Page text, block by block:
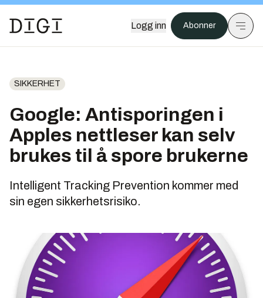
Logg inn Abonner
SIKKERHET
Google: Antisporingen i
Apples nettleser kan selv
brukes til å spore brukerne
Intelligent Tracking Prevention kommer med
sin egen sikkerhetsrisiko.